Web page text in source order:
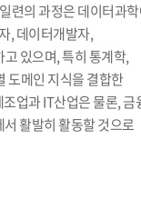
련의 과정은 데이터과
, 데이터개발자,
있으며, 특히 통계학,
도메인 지식을 결합한
업과 IT산업은 물론,
활발히 활동할 것으로